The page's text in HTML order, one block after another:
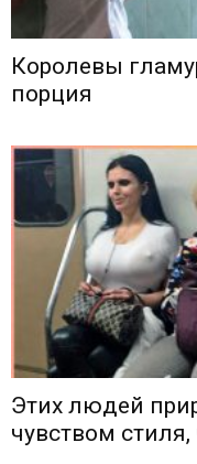
Королевы
порция
Этих людей
чувством стиля,